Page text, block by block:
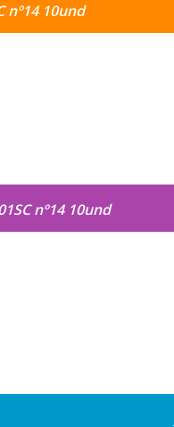
nº14 10und
nº14 10und